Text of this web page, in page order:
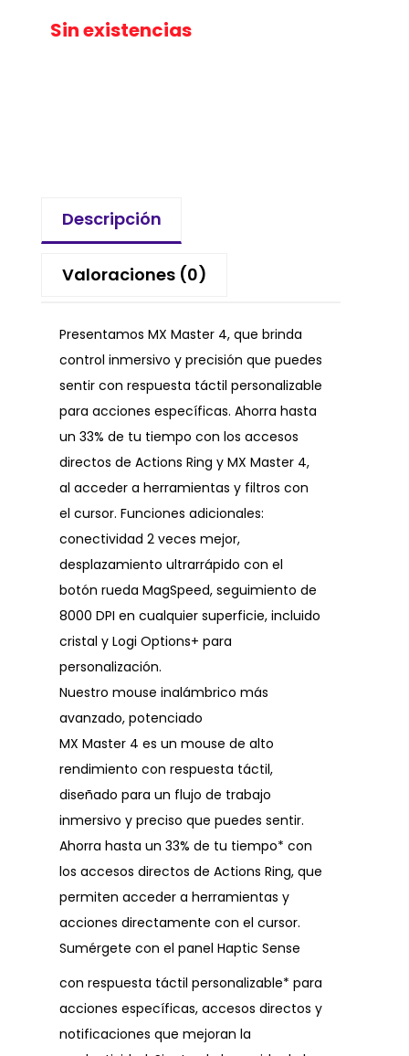
Sin existencias
Descripción
Valoraciones (0)
Presentamos MX Master 4, que brinda
control inmersivo y precisión que puedes
sentir con respuesta táctil personalizable
para acciones específicas. Ahorra hasta
un 33% de tu tiempo con los accesos
directos de Actions Ring y MX Master 4,
al acceder a herramientas y filtros con
el cursor. Funciones adicionales:
conectividad 2 veces mejor,
desplazamiento ultrarrápido con el
botón rueda MagSpeed, seguimiento de
8000 DPI en cualquier superficie, incluido
cristal y Logi Options+ para
personalización.
Nuestro mouse inalámbrico más
avanzado, potenciado
MX Master 4 es un mouse de alto
rendimiento con respuesta táctil,
diseñado para un flujo de trabajo
inmersivo y preciso que puedes sentir.
Ahorra hasta un 33% de tu tiempo* con
los accesos directos de Actions Ring, que
permiten acceder a herramientas y
acciones directamente con el cursor.
Sumérgete con el panel Haptic Sense
con respuesta táctil personalizable* para
acciones específicas, accesos directos y
notificaciones que mejoran la